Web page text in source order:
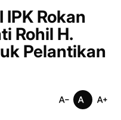
IPK Rokan
Rohil H.
Pelantikan